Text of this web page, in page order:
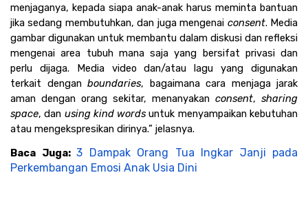
menjaganya, kepada siapa anak-anak harus meminta bantuan
jika sedang membutuhkan, dan juga mengenai consent. Media
gambar digunakan untuk membantu dalam diskusi dan refleksi
mengenai area tubuh mana saja yang bersifat privasi dan
perlu dijaga. Media video dan/atau lagu yang digunakan
terkait dengan boundaries, bagaimana cara menjaga jarak
aman dengan orang sekitar, menanyakan consent, sharing
space, dan using kind words untuk menyampaikan kebutuhan
atau mengekspresikan dirinya.” jelasnya.
Baca Juga: 3 Dampak Orang Tua Ingkar Janji pada
Perkembangan Emosi Anak Usia Dini